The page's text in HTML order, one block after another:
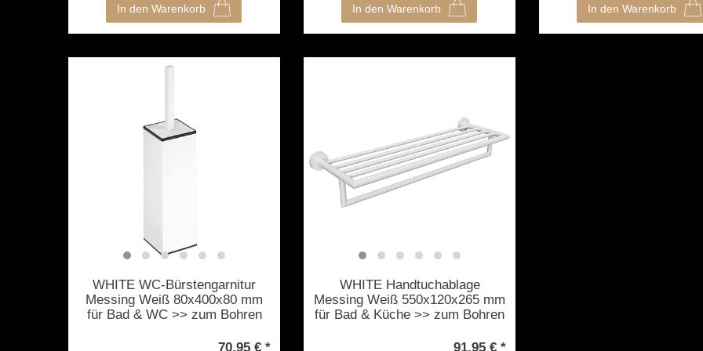
In den Warenkorb In den Warenkorb In den Warenkorb
WHITE WC-Bürstengarnitur
Messing Weiß 80x400x80 mm
für Bad & WC >> zum Bohren
70,95 € *
WHITE Handtuchablage
Messing Weiß 550x120x265 mm
für Bad & Küche >> zum Bohren
91,95 € *